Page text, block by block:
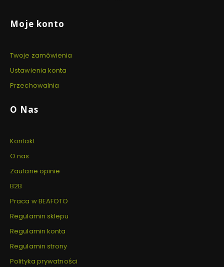
Linki w stopce
Moje konto
Twoje zamówienia
Ustawienia konta
Przechowalnia
O Nas
Kontakt
O nas
Zaufane opinie
B2B
Praca w BEAFOTO
Regulamin sklepu
Regulamin konta
Regulamin strony
Polityka prywatności